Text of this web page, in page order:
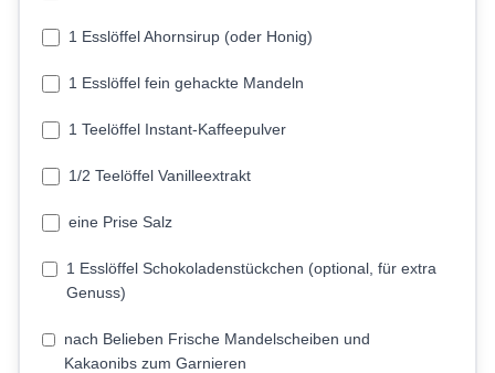
1 Esslöffel Ahornsirup (oder Honig)
1 Esslöffel fein gehackte Mandeln
1 Teelöffel Instant-Kaffeepulver
1/2 Teelöffel Vanilleextrakt
eine Prise Salz
1 Esslöffel Schokoladenstückchen (optional, für extra
Genuss)
nach Belieben Frische Mandelscheiben und
Kakaonibs zum Garnieren